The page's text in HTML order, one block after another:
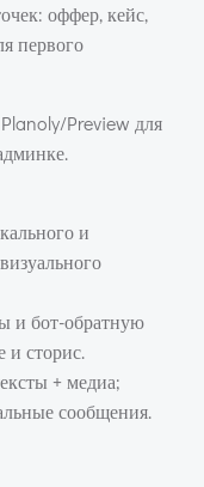
оффер, кейс,
первого
Preview для
и
и бот-обратную
и сторис.
+ медиа;
сообщения.